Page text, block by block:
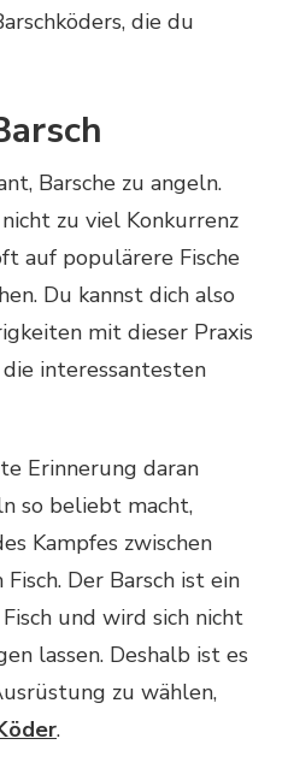
die du
Barsche zu angeln.
zu viel Konkurrenz
auf populärere Fische
Du kannst dich also
mit dieser Praxis
interessantesten
Erinnerung daran
so beliebt macht,
Kampfes zwischen
Der Barsch ist ein
und wird sich nicht
lassen. Deshalb ist es
zu wählen,
.